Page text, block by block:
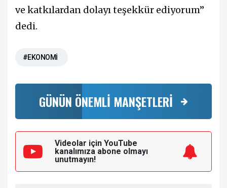
ve katkılardan dolayı teşekkür ediyorum”
dedi.
#EKONOMİ
GÜNÜN ÖNEMLİ MANŞETLERİ
Videolar için YouTube
kanalımıza abone olmayı
unutmayın!